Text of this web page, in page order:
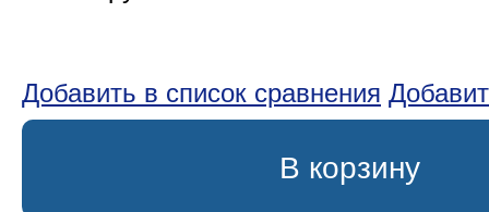
Добавить в список сравнения
В корзину